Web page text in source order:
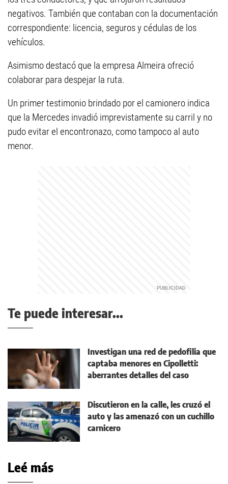
negativos. También que contaban con la documentación
correspondiente: licencia, seguros y cédulas de los
vehículos.
Asimismo destacó que la empresa Almeira ofreció
colaborar para despejar la ruta.
Un primer testimonio brindado por el camionero indica
que la Mercedes invadió imprevistamente su carril y no
pudo evitar el encontronazo, como tampoco al auto
menor.
Te puede interesar...
Investigan una red de pedofilia que
captaba menores en Cipolletti:
aberrantes detalles del caso
Discutieron en la calle, les cruzó el
auto y las amenazó con un cuchillo
carnicero
Leé más